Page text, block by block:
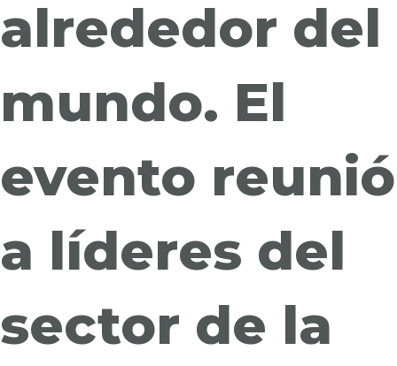
alrededor del
mundo. El
evento reunió
a líderes del
sector de la